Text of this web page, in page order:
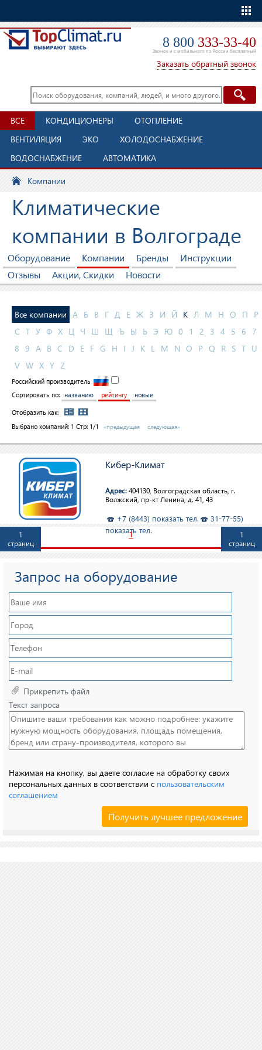
8 800 333-33-40
Звонок и с мобильного по России бесплатный
Заказать обратный звонок
ВСЕ КОНДИЦИОНЕРЫ
ОТОПЛЕНИЕ
ВЕНТИЛЯЦИЯ
ЭКО
ХОЛОДОСНАБЖЕНИЕ
ВОДОСНАБЖЕНИЕ
АВТОМАТИКА
Компании
Климатические
компании в Волгограде
Оборудование Компании Бренды
Инструкции
Отзывы
Акции, Скидки Новости
Все компании А Б В Г Д Е Ж З И Й К Л М Н О П
Р
С Т У Ф Х Ц Ч Ш Щ Ъ Ы Ь Э Ю 0 1 2 3 4 5 6 7
8 9 A B C D E F G H I J K L M N O P Q R S T U
V W X Y Z
Российский производитель
Сортировать по:
названию рейтингу новые
Отобразить как:
Выбрано компаний: 1 Стр: 1/1 «предыдущая следующая»
Кибер-Климат
Адрес: 404130, Волгоградская область, г.
Волжский, пр-кт Ленина, д. 41, 43
+7 (8443) показать тел.
31-77-55)
показать тел.
1
страниц
1
страниц
1
Запрос на оборудование
Прикрепить файл
Текст запроса
Нажимая на кнопку, вы даете согласие на обработку своих
персональных данных в соответствии с пользовательским
соглашением